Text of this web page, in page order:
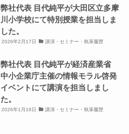
弊社代表 目代純平が大田区立多摩
川小学校にて特別授業を担当しま
した。
2026年2月17日 講演・セミナー・執筆履歴
弊社代表 目代純平が経済産業省
中小企業庁主催の情報モラル啓発
イベントにて講演を担当しまし
た。
2026年1月16日 講演・セミナー・執筆履歴